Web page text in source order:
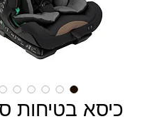
כיסא בטיחות